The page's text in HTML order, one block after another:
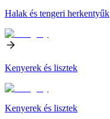
Halak és tengeri herkentyűk
Kenyerek és lisztek
Kenyerek és lisztek